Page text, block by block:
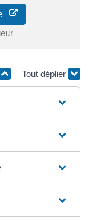
Tout déplier